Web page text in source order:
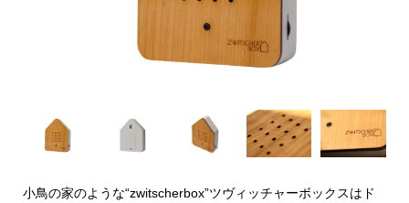
小鳥の家のような“zwitscherbox”ツヴィッチャーボックスはド